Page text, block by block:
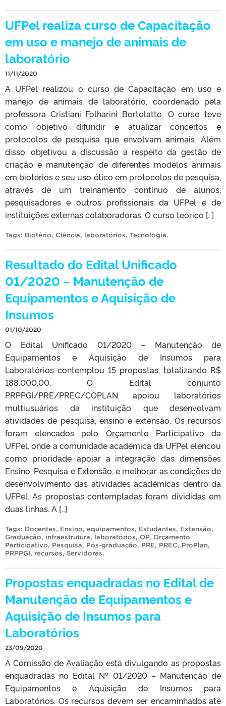
UFPel realiza curso de Capacitação
em uso e manejo de animais de
laboratório
11/11/2020
A UFPel realizou o curso de Capacitação em uso e
manejo de animais de laboratório, coordenado pela
professora Cristiani Folharini Bortolatto. O curso teve
como objetivo difundir e atualizar conceitos e
protocolos de pesquisa que envolvam animais. Além
disso, objetivou a discussão a respeito da gestão de
criação e manutenção de diferentes modelos animais
em biotérios e seu uso ético em protocolos de pesquisa,
através de um treinamento contínuo de alunos,
pesquisadores e outros profissionais da UFPel e de
instituições externas colaboradoras. O curso teórico […]
Tags: Biotério, Ciência, laboratórios, Tecnologia.
Resultado do Edital Unificado
01/2020 – Manutenção de
Equipamentos e Aquisição de
Insumos
01/10/2020
O Edital Unificado 01/2020 – Manutenção de
Equipamentos e Aquisição de Insumos para
Laboratórios contemplou 15 propostas, totalizando R$
188.000,00. O Edital conjunto
PRPPGI/PRE/PREC/COPLAN apoiou laboratórios
multiusuários da instituição que desenvolvam
atividades de pesquisa, ensino e extensão. Os recursos
foram elencados pelo Orçamento Participativo da
UFPel, onde a comunidade acadêmica da UFPel elencou
como prioridade apoiar a integração das dimensões
Ensino, Pesquisa e Extensão, e melhorar as condições de
desenvolvimento das atividades acadêmicas dentro da
UFPel. As propostas contempladas foram divididas em
duas linhas. A […]
Tags: Docentes, Ensino, equipamentos, Estudantes, Extensão,
Graduação, infraestrutura, laboratórios, OP, Orçamento
Participativo, Pesquisa, Pós-graduação, PRE, PREC, ProPlan,
PRPPGI, recursos, Servidores.
Propostas enquadradas no Edital de
Manutenção de Equipamentos e
Aquisição de Insumos para
Laboratórios
23/09/2020
A Comissão de Avaliação está divulgando as propostas
enquadradas no Edital Nº 01/2020 – Manutenção de
Equipamentos e Aquisição de Insumos para
Laboratórios. Os recursos devem ser encaminhados até